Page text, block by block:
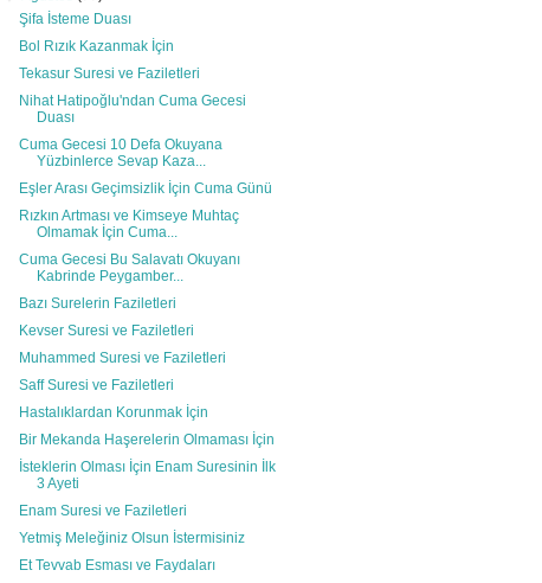
Şifa İsteme Duası
Bol Rızık Kazanmak İçin
Tekasur Suresi ve Faziletleri
Nihat Hatipoğlu'ndan Cuma Gecesi
Duası
Cuma Gecesi 10 Defa Okuyana
Yüzbinlerce Sevap Kaza...
Eşler Arası Geçimsizlik İçin Cuma Günü
Rızkın Artması ve Kimseye Muhtaç
Olmamak İçin Cuma...
Cuma Gecesi Bu Salavatı Okuyanı
Kabrinde Peygamber...
Bazı Surelerin Faziletleri
Kevser Suresi ve Faziletleri
Muhammed Suresi ve Faziletleri
Saff Suresi ve Faziletleri
Hastalıklardan Korunmak İçin
Bir Mekanda Haşerelerin Olmaması İçin
İsteklerin Olması İçin Enam Suresinin İlk
3 Ayeti
Enam Suresi ve Faziletleri
Yetmiş Meleğiniz Olsun İstermisiniz
Et Tevvab Esması ve Faydaları